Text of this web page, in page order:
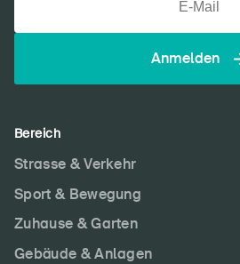
Anmelden
Bereich
Strasse & Verkehr
Sport & Bewegung
Zuhause & Garten
Gebäude & Anlagen